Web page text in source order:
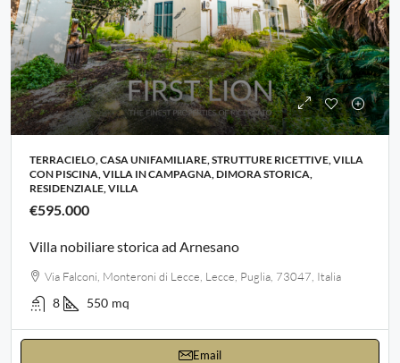
TERRACIELO, CASA UNIFAMILIARE, STRUTTURE RICETTIVE, VILLA
CON PISCINA, VILLA IN CAMPAGNA, DIMORA STORICA,
RESIDENZIALE, VILLA
€595.000
Villa nobiliare storica ad Arnesano
Via Falconi, Monteroni di Lecce, Lecce, Puglia, 73047, Italia
8 550 mq
Email